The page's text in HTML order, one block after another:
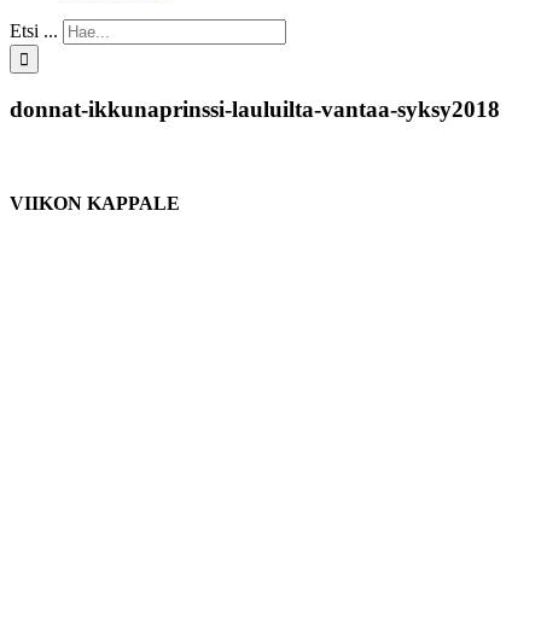
Etsi ...
donnat-ikkunaprinssi-lauluilta-vantaa-syksy2018
VIIKON KAPPALE